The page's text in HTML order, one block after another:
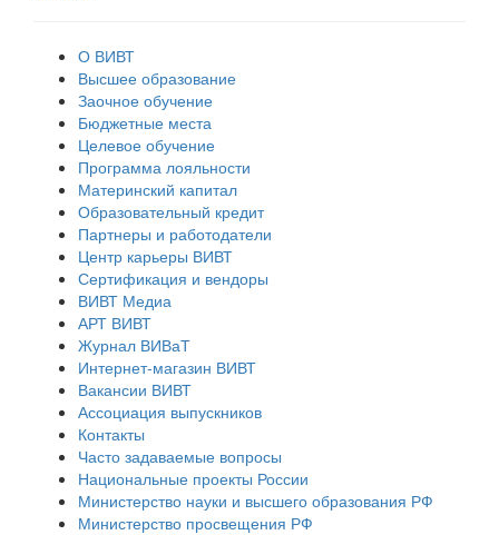
О ВИВТ
Высшее образование
Заочное обучение
Бюджетные места
Целевое обучение
Программа лояльности
Материнский капитал
Образовательный кредит
Партнеры и работодатели
Центр карьеры ВИВТ
Сертификация и вендоры
ВИВТ Медиа
АРТ ВИВТ
Журнал ВИВаТ
Интернет-магазин ВИВТ
Вакансии ВИВТ
Ассоциация выпускников
Контакты
Часто задаваемые вопросы
Национальные проекты России
Министерство науки и высшего образования РФ
Министерство просвещения РФ